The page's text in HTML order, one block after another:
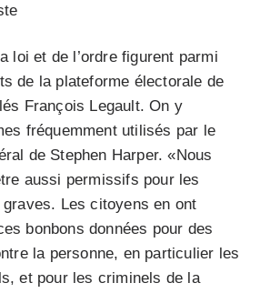
loi et de l’ordre figurent parmi
de la plateforme électorale de
François Legault. On y
fréquemment utilisés par le
de Stephen Harper. «Nous
aussi permissifs pour les
Les citoyens en ont
bonbons données pour des
la personne, en particulier les
et pour les criminels de la